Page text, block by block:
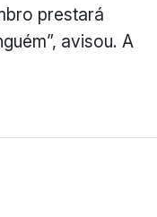
prestará
avisou. A